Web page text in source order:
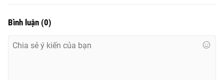
Bình luận (0)